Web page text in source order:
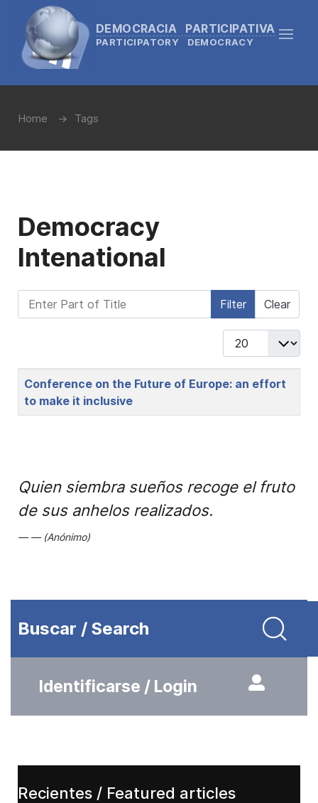
DEMOCRACIA PARTICIPATIVA
PARTICIPATORY DEMOCRACY
Home Tags
Democracy
Intenational
Enter Part of Title Filter Clear
Display #
Title
Conference on the Future of Europe: an effort
to make it inclusive
Quien siembra sueños recoge el fruto
de sus anhelos realizados.
(Anónimo)
Buscar / Search
Identificarse / Login
Recientes / Featured articles